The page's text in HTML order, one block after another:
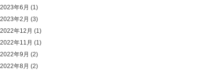
2023年6月 (1)
2023年2月 (3)
2022年12月 (1)
2022年11月 (1)
2022年9月 (2)
2022年8月 (2)